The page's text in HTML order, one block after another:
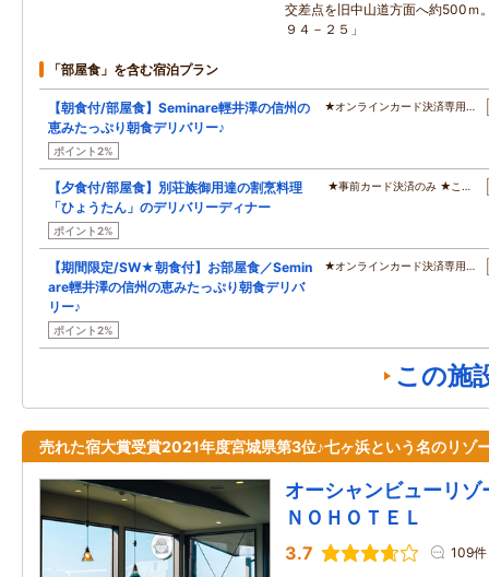
交差点を旧中山道方面へ約500ｍ
９４－２５」
「部屋食」を含む宿泊プラン
【朝食付/部屋食】Seminare輕井澤の信州の
恵みたっぷり朝食デリバリー♪
ポイント2%
★オンラインカード決済専用…
【夕食付/部屋食】別荘族御用達の割烹料理
「ひょうたん」のデリバリーディナー
ポイント2%
★事前カード決済のみ ★こ…
【期間限定/SW★朝食付】お部屋食／Semin
are輕井澤の信州の恵みたっぷり朝食デリバ
リー♪
ポイント2%
★オンラインカード決済専用…
この施
売れた宿大賞受賞2021年度宮城県第3位♪七ヶ浜という名のリゾ
オーシャンビューリ
ＮＯＨＯＴＥＬ
3.7 109件